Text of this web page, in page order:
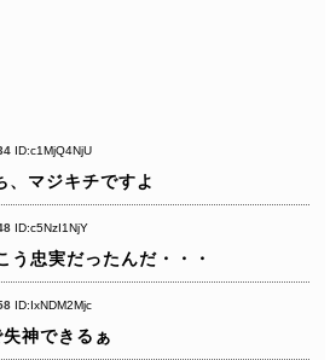
ID:c1MjQ4NjU
、マジキチですよ
ID:c5NzI1NjY
忠実だったんだ・・・
ID:IxNDM2Mjc
神できるぁ